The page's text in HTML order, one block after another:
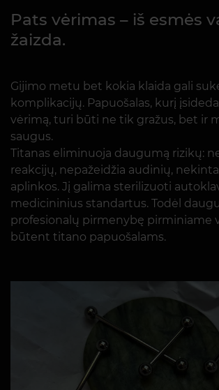
Pats vėrimas – iš esmės
žaizda.
Gijimo metu bet kokia klaida gali
komplikacijų. Papuošalas, kurį
vėrimą, turi būti ne tik gražus, bet ir
saugus.
Titanas eliminuoja daugumą rizikų:
reakcijų, nepažeidžia audinių,
aplinkos. Jį galima sterilizuoti
medicininius standartus. Todėl
profesionalų pirmenybę pirminiame
būtent titano papuošalams.